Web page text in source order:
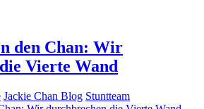
den Chan: Wir
Vierte Wand
Jackie Chan Blog Stuntteam